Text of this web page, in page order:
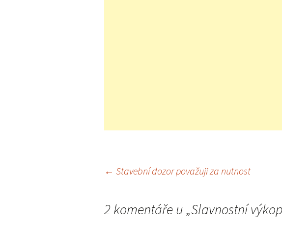
← Stavební dozor považuji za nutnost
2 komentáře u „Slavnostní výkop